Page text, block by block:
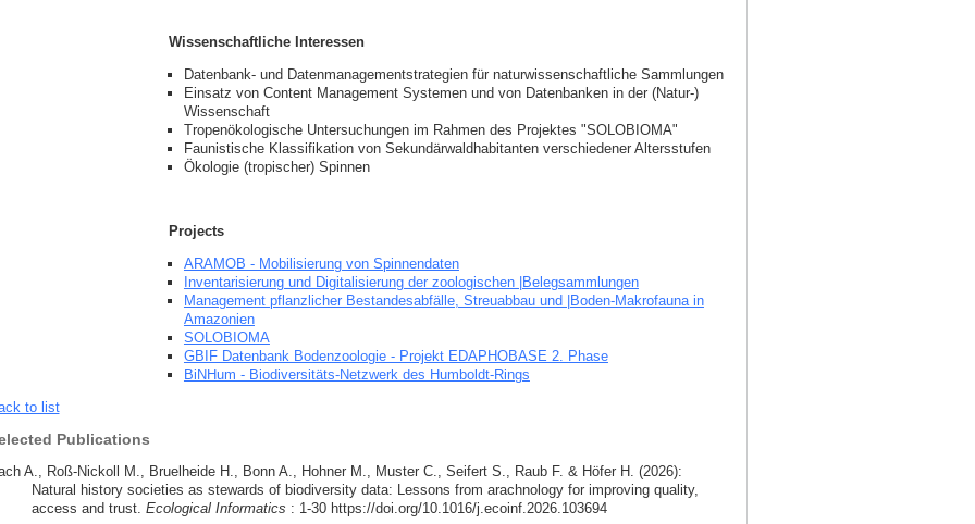
Wissenschaftliche Interessen
Datenbank- und Datenmanagementstrategien für naturwissenschaftliche Sammlungen
Einsatz von Content Management Systemen und von Datenbanken in der (Natur-)
Wissenschaft
Tropenökologische Untersuchungen im Rahmen des Projektes "SOLOBIOMA"
Faunistische Klassifikation von Sekundärwaldhabitanten verschiedener Altersstufen
Ökologie (tropischer) Spinnen
Projects
ARAMOB - Mobilisierung von Spinnendaten
Inventarisierung und Digitalisierung der zoologischen |Belegsammlungen
Management pflanzlicher Bestandesabfälle, Streuabbau und |Boden-Makrofauna in
Amazonien
SOLOBIOMA
GBIF Datenbank Bodenzoologie - Projekt EDAPHOBASE 2. Phase
BiNHum - Biodiversitäts-Netzwerk des Humboldt-Rings
to list
Publications
A., Roß-Nickoll M., Bruelheide H., Bonn A., Hohner M., Muster C., Seifert S., Raub F. & Höfer H. (2026):
Natural history societies as stewards of biodiversity data: Lessons from arachnology for improving quality,
access and trust. Ecological Informatics : 1-30 https://doi.org/10.1016/j.ecoinf.2026.103694